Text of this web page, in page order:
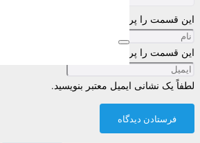
این قسمت را پر کنید
این قسمت را پر کنید
لطفاً یک نشانی ایمیل معتبر بنویسید.
فرستادن دیدگاه